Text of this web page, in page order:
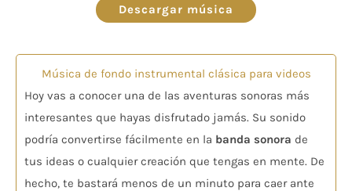
audio
Descargar música
Música de fondo instrumental clásica para videos
Hoy vas a conocer una de las aventuras sonoras más
interesantes que hayas disfrutado jamás. Su sonido
podría convertirse fácilmente en la banda sonora de
tus ideas o cualquier creación que tengas en mente. De
hecho, te bastará menos de un minuto para caer ante